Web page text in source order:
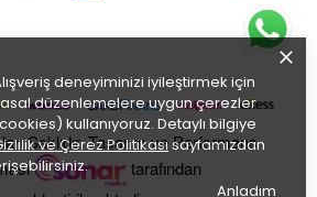
deneyiminizi iyileştirmek için
düzenlemelere uygun çerezler
kullanıyoruz. Detaylı bilgiye
ve Çerez Politikasısayfamızdan
Anladım
Saklıdır. Tasarım ve Performans
tarafından